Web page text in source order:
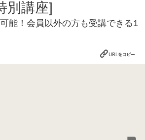
別講座]
能！会員以外の方も受講できる1